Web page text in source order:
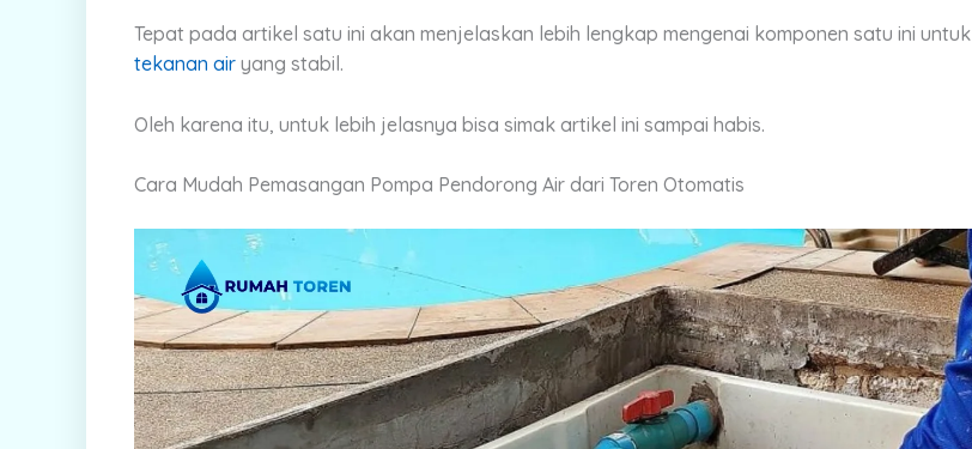
Tepat pada artikel satu ini akan menjelaskan lebih lengkap mengenai komponen satu ini untuk
tekanan air yang stabil.
Oleh karena itu, untuk lebih jelasnya bisa simak artikel ini sampai habis.
Cara Mudah Pemasangan Pompa Pendorong Air dari Toren Otomatis